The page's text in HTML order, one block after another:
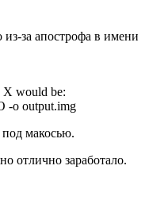
за апострофа в имени
X would be:
-o output.img
макосью.
отлично заработало.